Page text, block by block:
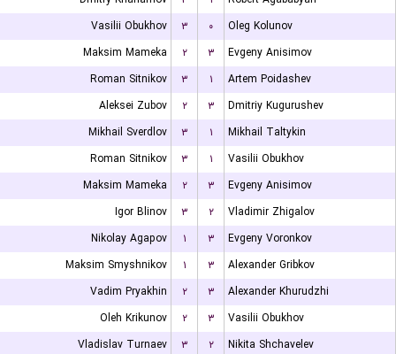
Vasilii Obukhov
۳ ۰
Oleg Kolunov
Maksim Mameka
۲ ۳
Evgeny Anisimov
Roman Sitnikov
۳ ۱
Artem Poidashev
Aleksei Zubov
۲ ۳
Dmitriy Kugurushev
Mikhail Sverdlov
۳ ۱
Mikhail Taltykin
Roman Sitnikov
۳ ۱
Vasilii Obukhov
Maksim Mameka
۲ ۳
Evgeny Anisimov
Igor Blinov
۳ ۲
Vladimir Zhigalov
Nikolay Agapov
۱ ۳
Evgeny Voronkov
Maksim Smyshnikov
۱ ۳
Alexander Gribkov
Vadim Pryakhin
۲ ۳
Alexander Khurudzhi
Oleh Krikunov
۲ ۳
Vasilii Obukhov
Vladislav Turnaev
۳ ۲
Nikita Shchavelev